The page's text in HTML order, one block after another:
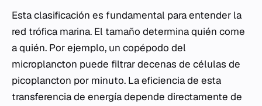
Esta clasificación es fundamental para entender la
red trófica marina. El tamaño determina quién come
a quién. Por ejemplo, un copépodo del
microplancton puede filtrar decenas de células de
picoplancton por minuto. La eficiencia de esta
transferencia de energía depende directamente de